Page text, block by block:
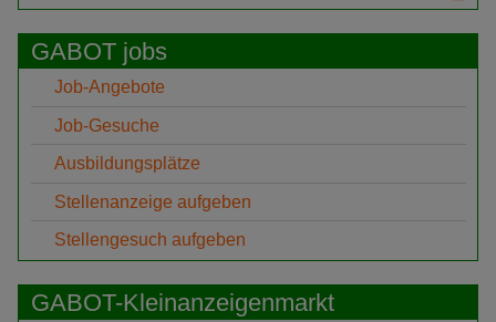
GABOT jobs
Job-Angebote
Job-Gesuche
Ausbildungsplätze
Stellenanzeige aufgeben
Stellengesuch aufgeben
GABOT-Kleinanzeigenmarkt